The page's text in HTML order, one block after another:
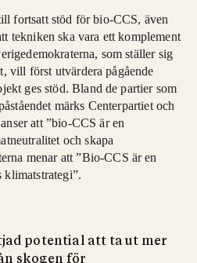
fortsatt stöd för bio-CCS, även
tekniken ska vara ett komplement
som ställer sig
vill först utvärdera pågående
ges stöd. Bland de partier som
märks Centerpartiet och
att ”bio-CCS är en
och skapa
menar att ”Bio-CCS är en
klimatstrategi”.
potential att ta ut mer
skogen för